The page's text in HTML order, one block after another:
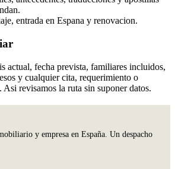
entrada en Espana y renovacion.
actual, fecha prevista, familiares incluidos,
y cualquier cita, requerimiento o
revisamos la ruta sin suponer datos.
y empresa en España. Un despacho